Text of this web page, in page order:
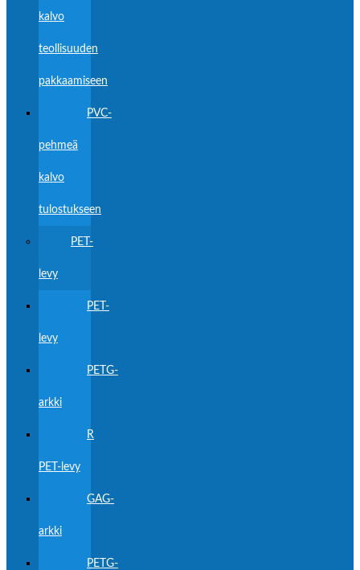
kalvo
teollisuuden
pakkaamiseen
PVC-
pehmeä
kalvo
tulostukseen
PET-
levy
PET-
levy
PETG-
arkki
R
PET-levy
GAG-
arkki
PETG-